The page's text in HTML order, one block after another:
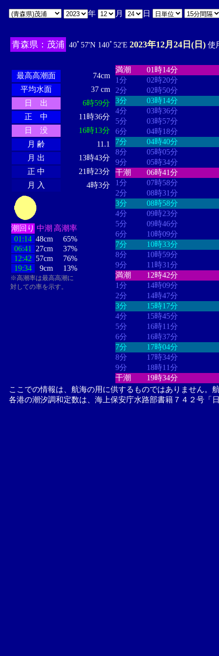
年 月 日
青森県：茂浦 40ﾟ57'N 140ﾟ52'E 2023年12月24日(日) 使
最高高潮面
74cm
平均水面
37 cm
日 出
6時59分
正 中
11時36分
日 没
16時13分
月 齢
11.1
月 出
13時43分
正 中
21時23分
月 入
4時3分
潮回り 中潮 高潮率
01:14 48cm
65%
06:41
27cm
37%
12:42 57cm
76%
19:34
9cm 13%
※高潮率は最高高潮に
対しての率を示す。
満潮
01時14分
1分
02時20分
2分
02時50分
3分
03時14分
4分
03時36分
5分
03時57分
6分
04時18分
7分
04時40分
8分
05時05分
9分
05時34分
干潮
06時41分
1分
07時58分
2分
08時31分
3分
08時58分
4分
09時23分
5分
09時46分
6分
10時09分
7分
10時33分
8分
10時59分
9分
11時31分
満潮
12時42分
1分
14時09分
2分
14時47分
3分
15時17分
4分
15時45分
5分
16時11分
6分
16時37分
7分
17時04分
8分
17時34分
9分
18時11分
干潮
19時34分
ここでの情報は、航海の用に供するものではありません。
各港の潮汐調和定数は、海上保安庁水路部書籍７４２号「